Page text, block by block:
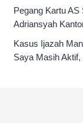
Pegang Kartu
Adriansyah
Kasus Ijazah
Saya Masih Aktif,